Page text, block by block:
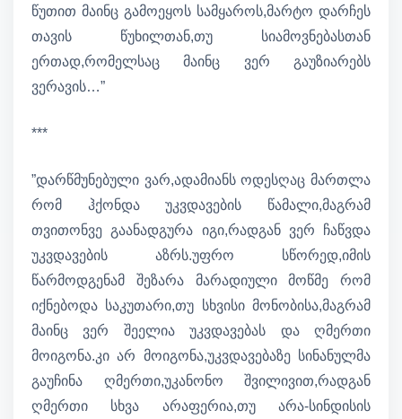
წუთით მაინც გამოეყოს სამყაროს,მარტო დარჩეს
თავის წუხილთან,თუ სიამოვნებასთან
ერთად,რომელსაც მაინც ვერ გაუზიარებს
ვერავის…”
***
”დარწმუნებული ვარ,ადამიანს ოდესღაც მართლა
რომ ჰქონდა უკვდავების წამალი,მაგრამ
თვითონვე გაანადგურა იგი,რადგან ვერ ჩაწვდა
უკვდავების აზრს.უფრო სწორედ,იმის
წარმოდგენამ შეზარა მარადიული მოწმე რომ
იქნებოდა საკუთარი,თუ სხვისი მონობისა,მაგრამ
მაინც ვერ შეელია უკვდავებას და ღმერთი
მოიგონა.კი არ მოიგონა,უკვდავებაზე სინანულმა
გაუჩინა ღმერთი,უკანონო შვილივით,რადგან
ღმერთი სხვა არაფერია,თუ არა-სინდისის